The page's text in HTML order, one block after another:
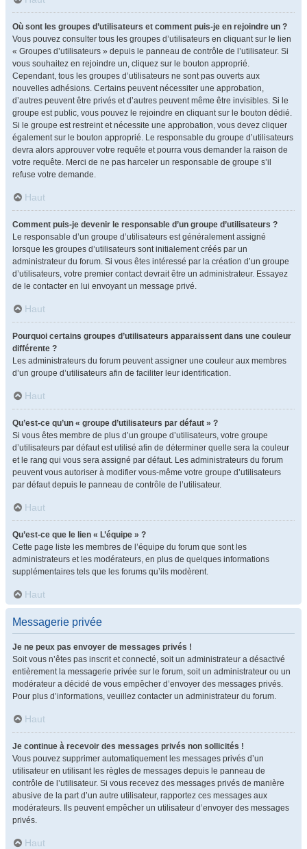
Où sont les groupes d’utilisateurs et comment puis-je en rejoindre un ?
Vous pouvez consulter tous les groupes d’utilisateurs en cliquant sur le lien
« Groupes d’utilisateurs » depuis le panneau de contrôle de l’utilisateur. Si
vous souhaitez en rejoindre un, cliquez sur le bouton approprié.
Cependant, tous les groupes d’utilisateurs ne sont pas ouverts aux
nouvelles adhésions. Certains peuvent nécessiter une approbation,
d’autres peuvent être privés et d’autres peuvent même être invisibles. Si le
groupe est public, vous pouvez le rejoindre en cliquant sur le bouton dédié.
Si le groupe est restreint et nécessite une approbation, vous devez cliquer
également sur le bouton approprié. Le responsable du groupe d’utilisateurs
devra alors approuver votre requête et pourra vous demander la raison de
votre requête. Merci de ne pas harceler un responsable de groupe s’il
refuse votre demande.
Haut
Comment puis-je devenir le responsable d’un groupe d’utilisateurs ?
Le responsable d’un groupe d’utilisateurs est généralement assigné
lorsque les groupes d’utilisateurs sont initialement créés par un
administrateur du forum. Si vous êtes intéressé par la création d’un groupe
d’utilisateurs, votre premier contact devrait être un administrateur. Essayez
de le contacter en lui envoyant un message privé.
Haut
Pourquoi certains groupes d’utilisateurs apparaissent dans une couleur
différente ?
Les administrateurs du forum peuvent assigner une couleur aux membres
d’un groupe d’utilisateurs afin de faciliter leur identification.
Haut
Qu’est-ce qu’un « groupe d’utilisateurs par défaut » ?
Si vous êtes membre de plus d’un groupe d’utilisateurs, votre groupe
d’utilisateurs par défaut est utilisé afin de déterminer quelle sera la couleur
et le rang qui vous sera assigné par défaut. Les administrateurs du forum
peuvent vous autoriser à modifier vous-même votre groupe d’utilisateurs
par défaut depuis le panneau de contrôle de l’utilisateur.
Haut
Qu’est-ce que le lien « L’équipe » ?
Cette page liste les membres de l’équipe du forum que sont les
administrateurs et les modérateurs, en plus de quelques informations
supplémentaires tels que les forums qu’ils modèrent.
Haut
Messagerie privée
Je ne peux pas envoyer de messages privés !
Soit vous n’êtes pas inscrit et connecté, soit un administrateur a désactivé
entièrement la messagerie privée sur le forum, soit un administrateur ou un
modérateur a décidé de vous empêcher d’envoyer des messages privés.
Pour plus d’informations, veuillez contacter un administrateur du forum.
Haut
Je continue à recevoir des messages privés non sollicités !
Vous pouvez supprimer automatiquement les messages privés d’un
utilisateur en utilisant les règles de messages depuis le panneau de
contrôle de l’utilisateur. Si vous recevez des messages privés de manière
abusive de la part d’un autre utilisateur, rapportez ces messages aux
modérateurs. Ils peuvent empêcher un utilisateur d’envoyer des messages
privés.
Haut